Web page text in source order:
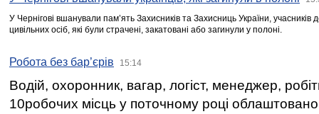
У Чернігові вшанували пам’ять Захисників та Захисниць України,
цивільних осіб, які були страчені, закатовані або загинули у полоні.
Робота без бар’єрів 15:14
Водій, охоронник, вагар, логіст, менеджер,
10робочих місць у поточному році